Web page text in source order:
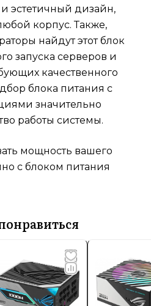
эстетичный дизайн,
корпус. Также,
найдут этот блок
запуска серверов и
качественного
блока питания с
значительно
работы системы.
мощность вашего
с блоком питания